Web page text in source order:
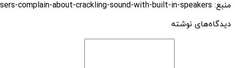
منبع: https://techfars.com/262721/some-iphone-15-users-complain-about-crackling-sound-with-built-in-speakers/
دیدگاه‌های نوشته